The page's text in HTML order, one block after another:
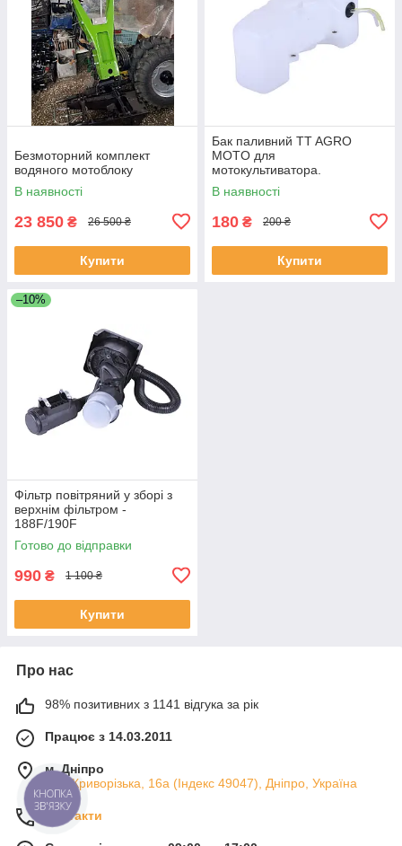
Безмоторний комплект
водяного мотоблоку
В наявності
23 850 ₴ 26 500 ₴
Купити
Бак паливний TT AGRO
MOTO для
мотокультиватора.
В наявності
180 ₴ 200 ₴
Купити
–10%
Фільтр повітряний у зборі з
верхнім фільтром -
188F/190F
Готово до відправки
990 ₴ 1 100 ₴
Купити
Про нас
98% позитивних з 1141 відгука за рік
Працює з 14.03.2011
м. Дніпро
вул. Криворізька, 16а (Індекс 49047), Дніпро, Україна
Контакти
КНОПКА
ЗВ'ЯЗКУ